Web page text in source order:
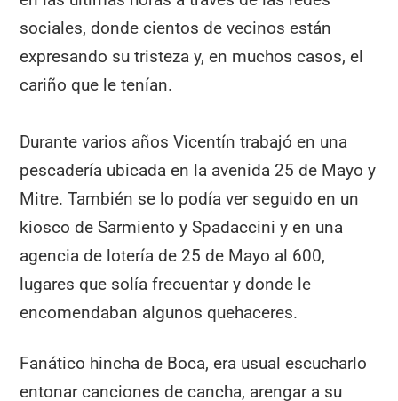
sociales, donde cientos de vecinos están
expresando su tristeza y, en muchos casos, el
cariño que le tenían.
Durante varios años Vicentín trabajó en una
pescadería ubicada en la avenida 25 de Mayo y
Mitre. También se lo podía ver seguido en un
kiosco de Sarmiento y Spadaccini y en una
agencia de lotería de 25 de Mayo al 600,
lugares que solía frecuentar y donde le
encomendaban algunos quehaceres.
Fanático hincha de Boca, era usual escucharlo
entonar canciones de cancha, arengar a su